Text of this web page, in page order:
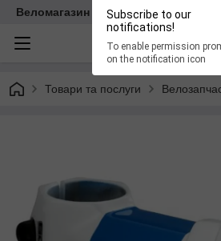
Subscribe to our
notifications!
To enable permission
on the notification icon
Веломагазин EasyBike
Товари та послуги